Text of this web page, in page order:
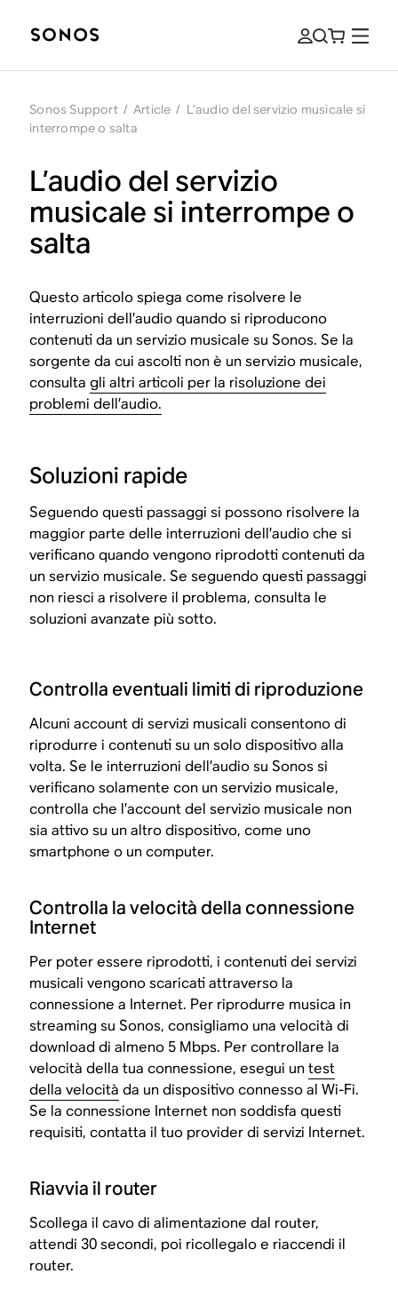
Sonos Support / Article / L’audio del servizio musicale si
interrompe o salta
L’audio del servizio
musicale si interrompe o
salta
Questo articolo spiega come risolvere le
interruzioni dell’audio quando si riproducono
contenuti da un servizio musicale su Sonos. Se la
sorgente da cui ascolti non è un servizio musicale,
consultagli altri articoli per la risoluzione dei
problemi dell’audio.
Soluzioni rapide
Seguendo questi passaggi si possono risolvere la
maggior parte delle interruzioni dell’audio che si
verificano quando vengono riprodotti contenuti da
un servizio musicale. Se seguendo questi passaggi
non riesci a risolvere il problema, consulta le
soluzioni avanzate più sotto.
Controlla eventuali limiti di riproduzione
Alcuni account di servizi musicali consentono di
riprodurre i contenuti su un solo dispositivo alla
volta. Se le interruzioni dell’audio su Sonos si
verificano solamente con un servizio musicale,
controlla che l’account del servizio musicale non
sia attivo su un altro dispositivo, come uno
smartphone o un computer.
Controlla la velocità della connessione
Internet
Per poter essere riprodotti, i contenuti dei servizi
musicali vengono scaricati attraverso la
connessione a Internet. Per riprodurre musica in
streaming su Sonos, consigliamo una velocità di
download di almeno 5 Mbps. Per controllare la
velocità della tua connessione, esegui untest
della velocità da un dispositivo connesso al Wi-Fi.
Se la connessione Internet non soddisfa questi
requisiti, contatta il tuo provider di servizi Internet.
Riavvia il router
Scollega il cavo di alimentazione dal router,
attendi 30 secondi, poi ricollegalo e riaccendi il
router.